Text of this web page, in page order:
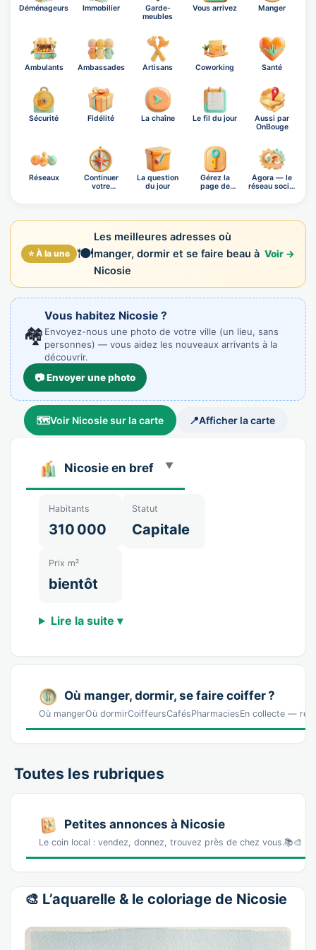
Déménageurs Immobilier
Garde-
meubles
Vous arrivez Manger
Ambulants Ambassades Artisans Coworking Santé
Sécurité Fidélité La chaîne Le fil du jour
Aussi par
OnBouge
Réseaux
Continuer
votre
La question
du jour
Gérez la
page de
Ágora — le
réseau social
⭐ À la une 🍽️
Les meilleures adresses où
manger, dormir et se faire beau à
Nicosie
Voir →
🏘️
Vous habitez Nicosie ?
Envoyez-nous une photo de votre ville (un lieu, sans
personnes) — vous aidez les nouveaux arrivants à la
découvrir.
📷 Envoyer une photo
🗺️Voir Nicosie sur la carte 📍Afficher la carte
Nicosie en bref
Habitants
310 000
Statut
Capitale
Prix m²
bientôt
Lire la suite ▾
Où manger, dormir, se faire coiffer ?
Où mangerOù dormirCoiffeursCafésPharmaciesEn collecte —
Toutes les rubriques
Petites annonces à Nicosie
Le coin local : vendez, donnez, trouvez près de chez vous.📚🎨
🎨 L’aquarelle & le coloriage de Nicosie